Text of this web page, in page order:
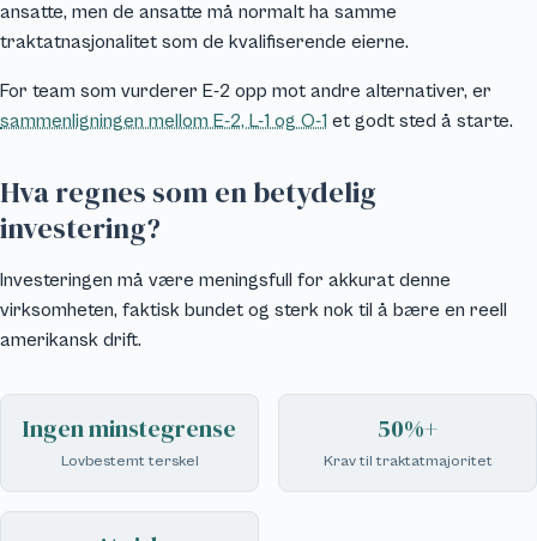
ansatte, men de ansatte må normalt ha samme
traktatnasjonalitet som de kvalifiserende eierne.
For team som vurderer E-2 opp mot andre alternativer, er
sammenligningen mellom E-2, L-1 og O-1 et godt sted å starte.
Hva regnes som en betydelig
investering?
Investeringen må være meningsfull for akkurat denne
virksomheten, faktisk bundet og sterk nok til å bære en reell
amerikansk drift.
Ingen minstegrense
Lovbestemt terskel
50%+
Krav til traktatmajoritet